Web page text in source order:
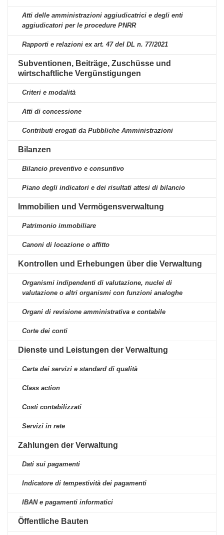
Atti delle amministrazioni aggiudicatrici e degli enti
aggiudicatori per le procedure PNRR
Rapporti e relazioni ex art. 47 del DL n. 77/2021
Subventionen, Beiträge, Zuschüsse und
wirtschaftliche Vergünstigungen
Criteri e modalità
Atti di concessione
Contributi erogati da Pubbliche Amministrazioni
Bilanzen
Bilancio preventivo e consuntivo
Piano degli indicatori e dei risultati attesi di bilancio
Immobilien und Vermögensverwaltung
Patrimonio immobiliare
Canoni di locazione o affitto
Kontrollen und Erhebungen über die Verwaltung
Organismi indipendenti di valutazione, nuclei di
valutazione o altri organismi con funzioni analoghe
Organi di revisione amministrativa e contabile
Corte dei conti
Dienste und Leistungen der Verwaltung
Carta dei servizi e standard di qualità
Class action
Costi contabilizzati
Servizi in rete
Zahlungen der Verwaltung
Dati sui pagamenti
Indicatore di tempestività dei pagamenti
IBAN e pagamenti informatici
Öffentliche Bauten